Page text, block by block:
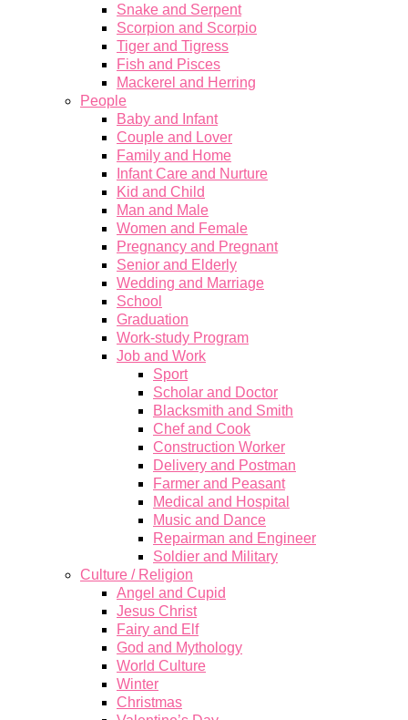
Snake and Serpent
Scorpion and Scorpio
Tiger and Tigress
Fish and Pisces
Mackerel and Herring
People
Baby and Infant
Couple and Lover
Family and Home
Infant Care and Nurture
Kid and Child
Man and Male
Women and Female
Pregnancy and Pregnant
Senior and Elderly
Wedding and Marriage
School
Graduation
Work-study Program
Job and Work
Sport
Scholar and Doctor
Blacksmith and Smith
Chef and Cook
Construction Worker
Delivery and Postman
Farmer and Peasant
Medical and Hospital
Music and Dance
Repairman and Engineer
Soldier and Military
Culture / Religion
Angel and Cupid
Jesus Christ
Fairy and Elf
God and Mythology
World Culture
Winter
Christmas